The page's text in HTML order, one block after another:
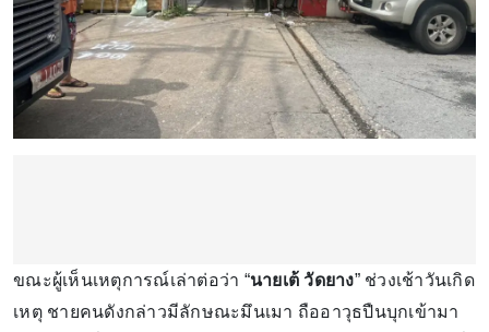
ขณะผู้เห็นเหตุการณ์เล่าต่อว่า “นายเต้ วัดยาง” ช่วงเช้าวันเกิด
เหตุ ชายคนดังกล่าวมีลักษณะมึนเมา ถืออาวุธปืนบุกเข้ามา